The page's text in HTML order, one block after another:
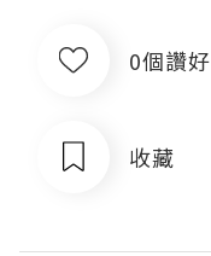
0個讚好
收藏